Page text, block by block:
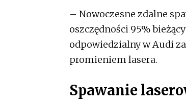
– Nowoczesne zdalne
oszczędności 95%
odpowiedzialny w Audi
promieniem lasera.
Spawanie